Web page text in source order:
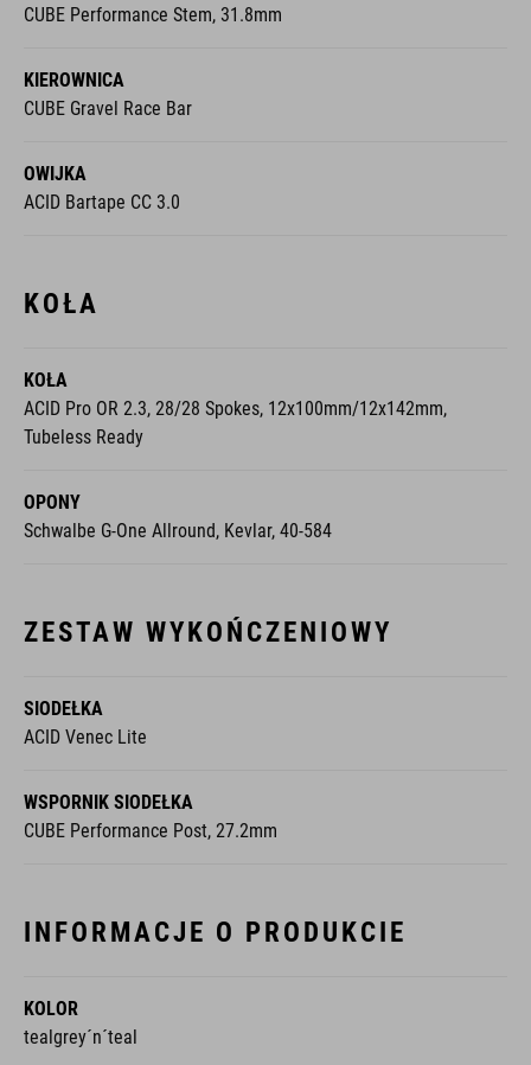
CUBE Performance Stem, 31.8mm
KIEROWNICA
CUBE Gravel Race Bar
OWIJKA
ACID Bartape CC 3.0
KOŁA
KOŁA
ACID Pro OR 2.3, 28/28 Spokes, 12x100mm/12x142mm,
Tubeless Ready
OPONY
Schwalbe G-One Allround, Kevlar, 40-584
ZESTAW WYKOŃCZENIOWY
SIODEŁKA
ACID Venec Lite
WSPORNIK SIODEŁKA
CUBE Performance Post, 27.2mm
INFORMACJE O PRODUKCIE
KOLOR
tealgrey´n´teal